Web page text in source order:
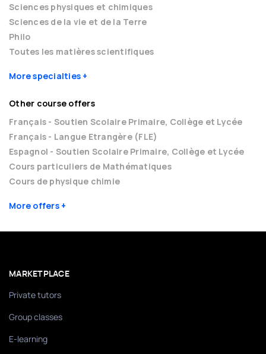
Sciences physiques et chimiques
Sciences de la vie et de la Terre
Philo
Toutes les matières scientifiques
More specialties
Other course offers
Français - Soutien Scolaire Primaire, Collège et Lycée
Français - Langue Etrangère (FLE)
Espagnol - Soutien Scolaire Primaire, Collège et Lycée
Cours particuliers de Mathématiques
Cours de physique chimie
More offers
MARKETPLACE
Private tutors
Group classes
E-learning